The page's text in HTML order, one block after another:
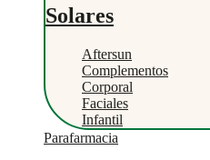
Solares
Aftersun
Complementos
Corporal
Faciales
Infantil
Parafarmacia